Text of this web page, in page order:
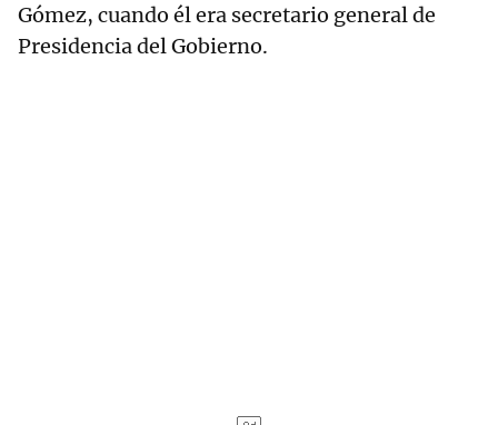
Gómez, cuando él era secretario general de
Presidencia del Gobierno.